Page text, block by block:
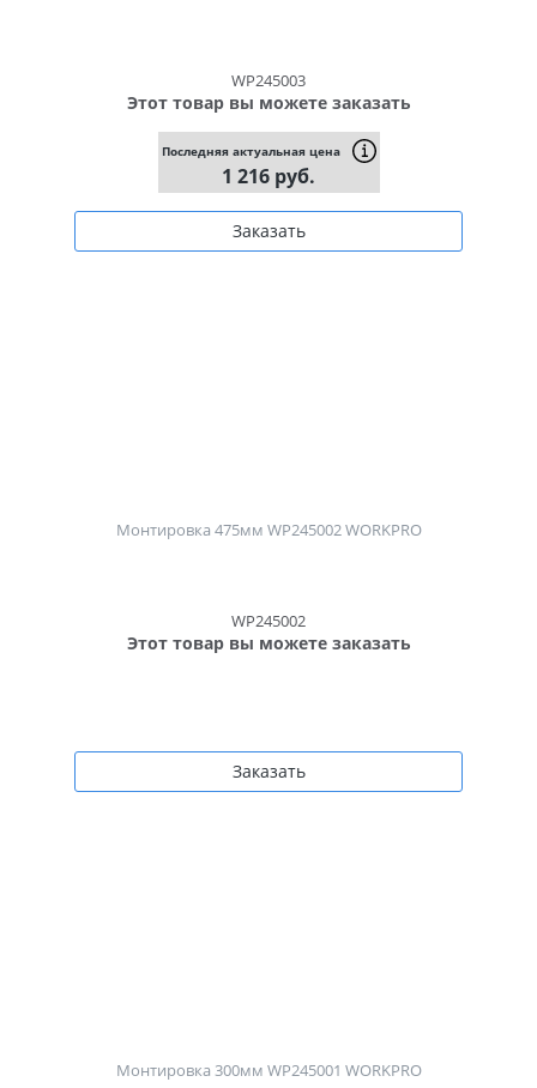
WP245003
Этот товар вы можете заказать
Последняя актуальная цена
1 216 руб.
Заказать
Монтировка 475мм WP245002 WORKPRO
WP245002
Этот товар вы можете заказать
Заказать
Монтировка 300мм WP245001 WORKPRO